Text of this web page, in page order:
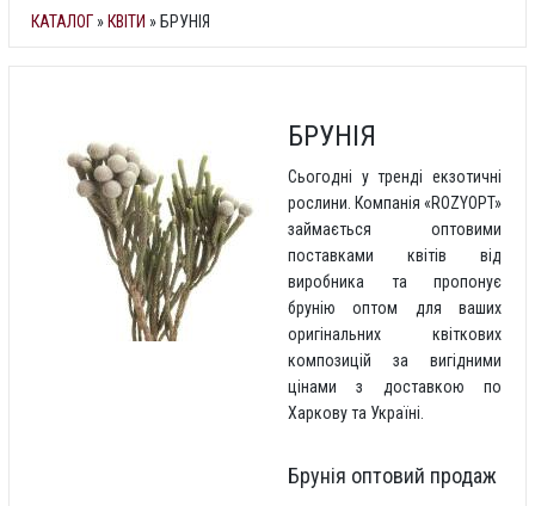
КАТАЛОГ » КВІТИ » БРУНІЯ
БРУНІЯ
Сьогодні у тренді екзотичні
рослини. Компанія «ROZYOPT»
займається оптовими
поставками квітів від
виробника та пропонує
брунію оптом для ваших
оригінальних квіткових
композицій за вигідними
цінами з доставкою по
Харкову та Україні.
Брунія оптовий продаж